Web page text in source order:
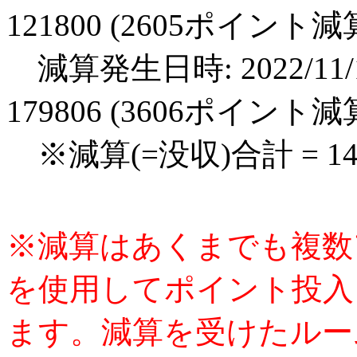
121800 (2605ポイント減
減算発生日時: 2022/
179806 (3606ポイント減
※減算(=没収)合計 =
※減算はあくまでも複
を使用してポイント投
ます。減算を受けたル